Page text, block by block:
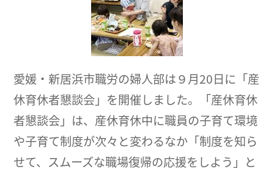
愛媛・新居浜市職労の婦人部は９月20日に「産
休育休者懇談会」を開催しました。「産休育休
者懇談会」は、産休育休中に職員の子育て環境
や子育て制度が次々と変わるなか「制度を知ら
せて、スムーズな職場復帰の応援をしよう」と